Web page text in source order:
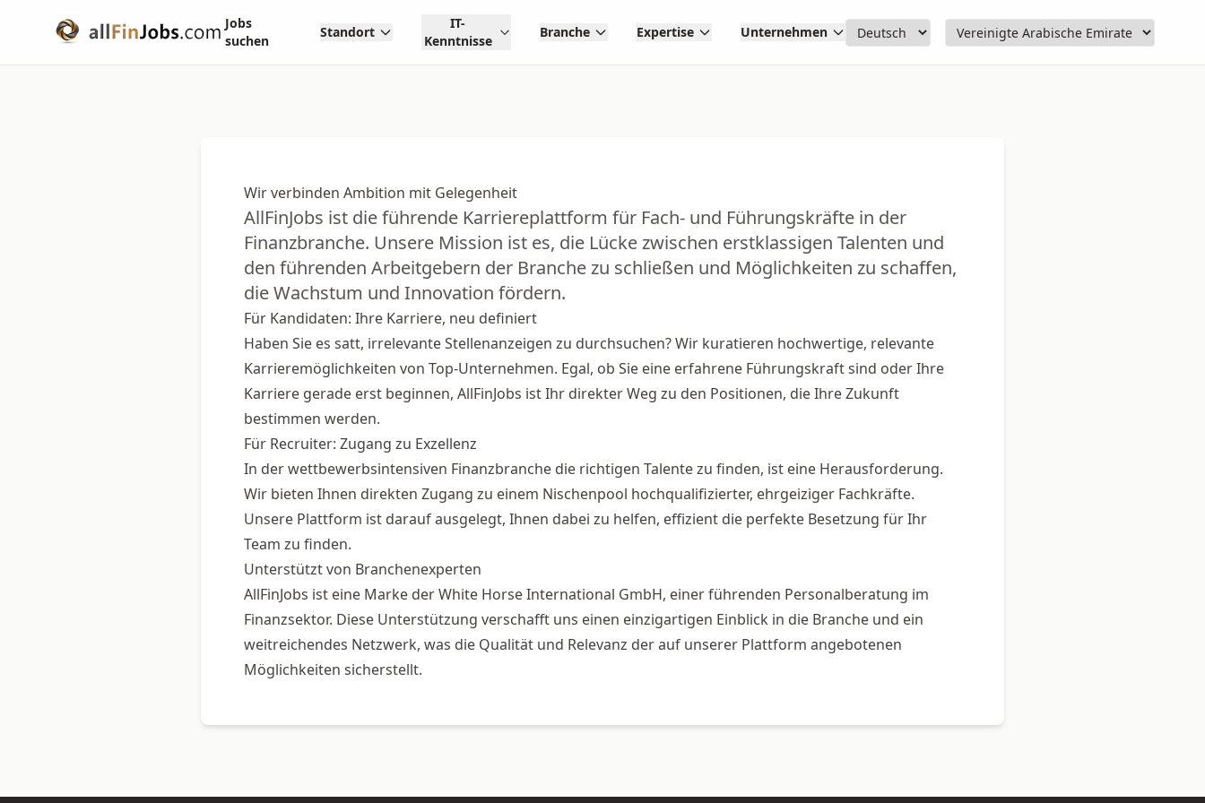
Jobs
suchen
Standort
IT-
Kenntnisse
Branche Expertise Unternehmen
Wir verbinden Ambition mit Gelegenheit
AllFinJobs ist die führende Karriereplattform für Fach- und Führungskräfte in der
Finanzbranche. Unsere Mission ist es, die Lücke zwischen erstklassigen Talenten und
den führenden Arbeitgebern der Branche zu schließen und Möglichkeiten zu schaffen,
die Wachstum und Innovation fördern.
Für Kandidaten: Ihre Karriere, neu definiert
Haben Sie es satt, irrelevante Stellenanzeigen zu durchsuchen? Wir kuratieren hochwertige, relevante
Karrieremöglichkeiten von Top-Unternehmen. Egal, ob Sie eine erfahrene Führungskraft sind oder Ihre
Karriere gerade erst beginnen, AllFinJobs ist Ihr direkter Weg zu den Positionen, die Ihre Zukunft
bestimmen werden.
Für Recruiter: Zugang zu Exzellenz
In der wettbewerbsintensiven Finanzbranche die richtigen Talente zu finden, ist eine Herausforderung.
Wir bieten Ihnen direkten Zugang zu einem Nischenpool hochqualifizierter, ehrgeiziger Fachkräfte.
Unsere Plattform ist darauf ausgelegt, Ihnen dabei zu helfen, effizient die perfekte Besetzung für Ihr
Team zu finden.
Unterstützt von Branchenexperten
AllFinJobs ist eine Marke der White Horse International GmbH, einer führenden Personalberatung im
Finanzsektor. Diese Unterstützung verschafft uns einen einzigartigen Einblick in die Branche und ein
weitreichendes Netzwerk, was die Qualität und Relevanz der auf unserer Plattform angebotenen
Möglichkeiten sicherstellt.